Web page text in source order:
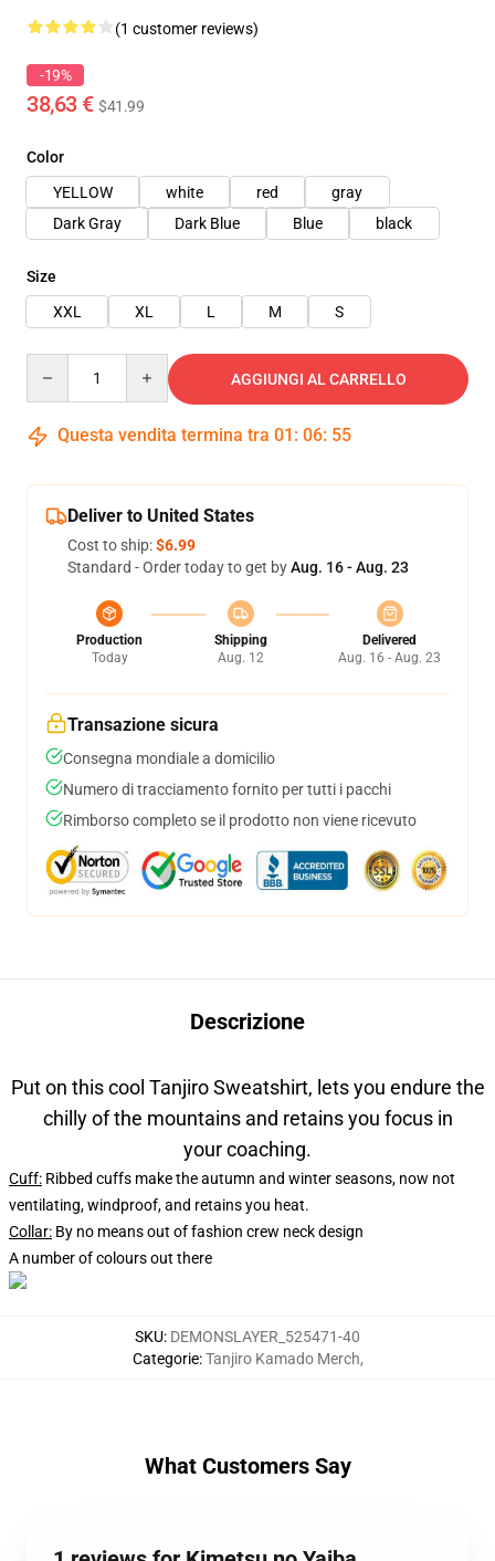
(1 customer reviews)
-19%
38,63 € $41.99
Color
YELLOW
white red
gray
Dark Gray
Dark Blue Blue black
Size
XXL
XL L M S
AGGIUNGI AL CARRELLO
Questa vendita termina tra 01 : 06: 54
Deliver to United States
Cost to ship:$6.99
Standard - Order today to get byAug. 16 - Aug. 23
Production
Today
Shipping
Aug. 12
Delivered
Aug. 16 - Aug. 23
Transazione sicura
Consegna mondiale a domicilio
Numero di tracciamento fornito per tutti i pacchi
Rimborso completo se il prodotto non viene ricevuto
Descrizione
Put on this cool Tanjiro Sweatshirt, lets you endure the
chilly of the mountains and retains you focus in
your coaching.
Cuff: Ribbed cuffs make the autumn and winter seasons, now not
ventilating, windproof, and retains you heat.
Collar: By no means out of fashion crew neck design
A number of colours out there
SKU: DEMONSLAYER_525471-40
Categorie:Tanjiro Kamado Merch,
What Customers Say